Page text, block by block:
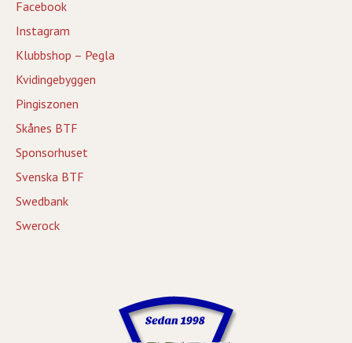
Facebook
Instagram
Klubbshop – Pegla
Kvidingebyggen
Pingiszonen
Skånes BTF
Sponsorhuset
Svenska BTF
Swedbank
Swerock